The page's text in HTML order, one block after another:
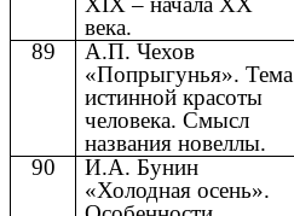
века.
89
А.П. Чехов
«Попрыгунья». Тема
истинной красоты
человека. Смысл
названия новеллы.
90
И.А. Бунин
«Холодная осень».